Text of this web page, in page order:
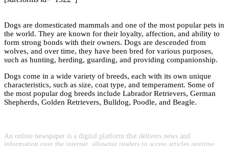
Dogs are domesticated mammals and one of the most popular pets in
the world. They are known for their loyalty, affection, and ability to
form strong bonds with their owners. Dogs are descended from
wolves, and over time, they have been bred for various purposes,
such as hunting, herding, guarding, and providing companionship.
Dogs come in a wide variety of breeds, each with its own unique
characteristics, such as size, coat type, and temperament. Some of
the most popular dog breeds include Labrador Retrievers, German
Shepherds, Golden Retrievers, Bulldog, Poodle, and Beagle.
An online newspaper is a digital platform that delivers news and
information over the internet, allowing readers to access articles anytime